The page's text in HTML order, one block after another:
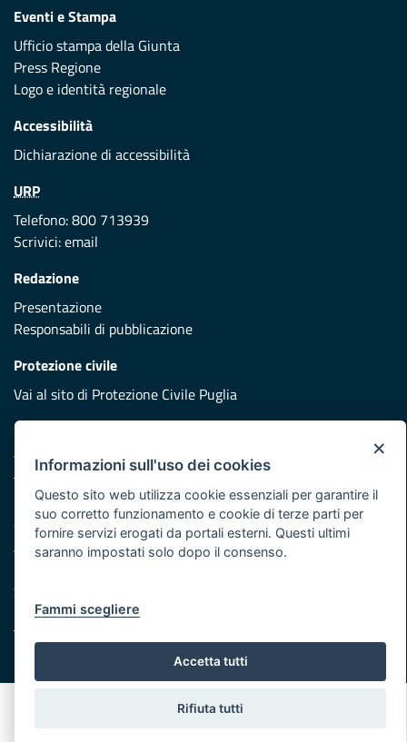
Eventi e Stampa
Ufficio stampa della Giunta
Press Regione
Logo e identità regionale
Accessibilità
Dichiarazione di accessibilità
URP
Telefono: 800 713939
Scrivici:email
Redazione
Presentazione
Responsabili di pubblicazione
Protezione civile
Vai al sito di Protezione Civile Puglia
Iniziativa finanziata con risorse del POR Puglia 2014/2020 -
Asse XI
Note legali
Cookie e privacy
Atti di notifica
Servizi Intranet
© Regione Puglia
×
Informazioni sull'uso dei cookies
Questo sito web utilizza cookie essenziali per garantire il
suo corretto funzionamento e cookie di terze parti per
fornire servizi erogati da portali esterni. Questi ultimi
saranno impostati solo dopo il consenso.
Fammi scegliere
Accetta tutti
Rifiuta tutti